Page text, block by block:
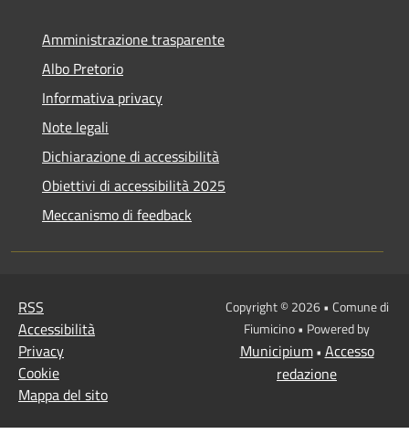
Amministrazione trasparente
Albo Pretorio
Informativa privacy
Note legali
Dichiarazione di accessibilità
Obiettivi di accessibilità 2025
Meccanismo di feedback
RSS
Accessibilità
Privacy
Cookie
Mappa del sito
Copyright © 2026 • Comune di
Fiumicino • Powered by
Municipium• Accesso
redazione